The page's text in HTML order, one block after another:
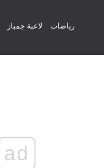
لاعبة جمباز رياضات
ad